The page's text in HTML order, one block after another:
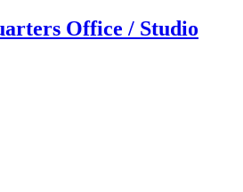
Office / Studio